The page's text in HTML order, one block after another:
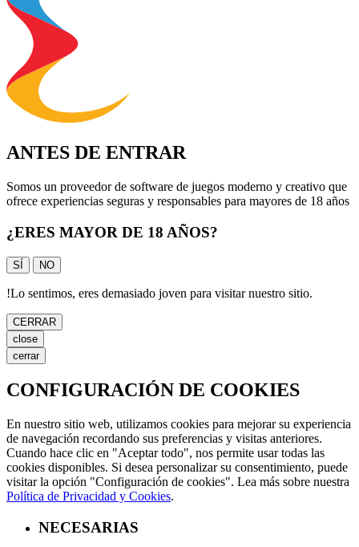
ANTES DE ENTRAR
Somos un proveedor de software de juegos moderno y creativo que
ofrece experiencias seguras y responsables para mayores de 18 años
¿ERES MAYOR DE 18 AÑOS?
SÍ NO
!Lo sentimos, eres demasiado joven para visitar nuestro sitio.
CERRAR
close
cerrar
CONFIGURACIÓN DE COOKIES
En nuestro sitio web, utilizamos cookies para mejorar su experiencia
de navegación recordando sus preferencias y visitas anteriores.
Cuando hace clic en "Aceptar todo", nos permite usar todas las
cookies disponibles. Si desea personalizar su consentimiento, puede
visitar la opción "Configuración de cookies". Lea más sobre nuestra
Política de Privacidad y Cookies.
NECESARIAS